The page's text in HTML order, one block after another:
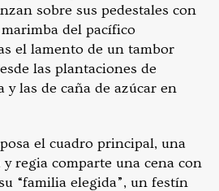
sobre sus pedestales con
del pacífico
el lamento de un tambor
las plantaciones de
y las de caña de azúcar en
el cuadro principal, una
regia comparte una cena con
“familia elegida”, un festín